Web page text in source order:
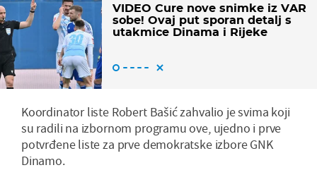
VIDEO Cure nove snimke iz VAR
sobe! Ovaj put sporan detalj s
utakmice Dinama i Rijeke
Koordinator liste Robert Bašić zahvalio je svima koji
su radili na izbornom programu ove, ujedno i prve
potvrđene liste za prve demokratske izbore GNK
Dinamo.